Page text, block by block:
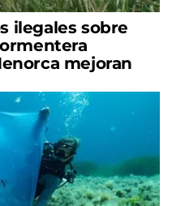
ilegales sobre
mejoran